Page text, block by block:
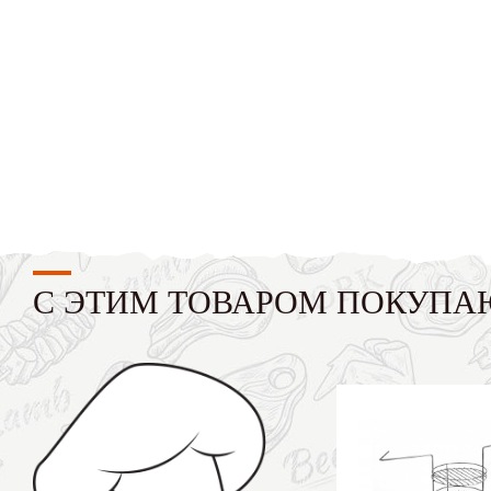
С ЭТИМ ТОВАРОМ